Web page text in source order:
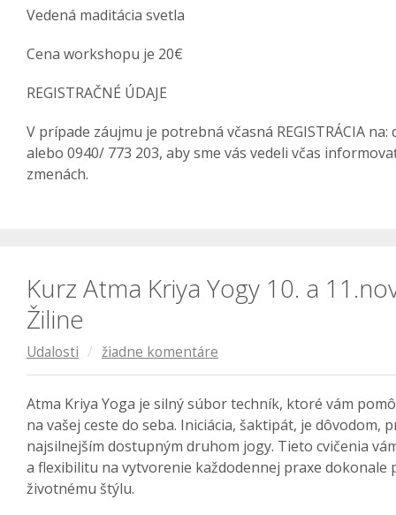
Vedená maditácia svetla
Cena workshopu je 20€
REGISTRAČNÉ ÚDAJE
V prípade záujmu je potrebná včasná REGISTRÁCIA
alebo 0940/ 773 203, aby sme vás vedeli včas
zmenách.
Kurz Atma Kriya Yogy 10. a
Žiline
Udalosti / žiadne komentáre
Atma Kriya Yoga je silný súbor techník, ktoré vám
na vašej ceste do seba. Iniciácia, šaktipát, je dôvodom,
najsilnejším dostupným druhom jogy. Tieto cvičenia
a flexibilitu na vytvorenie každodennej praxe dokonale
životnému štýlu.